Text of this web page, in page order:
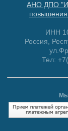
АНО ДПО
повышения
ИНН
Россия,
Тел: